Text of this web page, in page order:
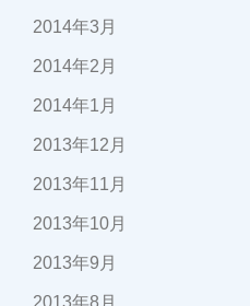
2014年3月
2014年2月
2014年1月
2013年12月
2013年11月
2013年10月
2013年9月
2013年8月